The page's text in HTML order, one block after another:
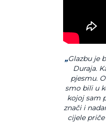
„Glazbu je
Duraja.
pjesmu.
smo bili u
kojoj sam
znači i
cijele